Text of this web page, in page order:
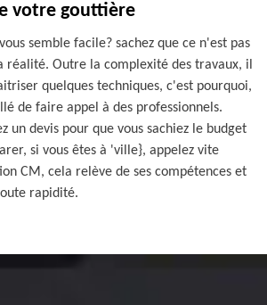
votre gouttière
semble facile? sachez que ce n'est pas
réalité. Outre la complexité des travaux, il
quelques techniques, c'est pourquoi,
de faire appel à des professionnels.
un devis pour que vous sachiez le budget
si vous êtes à 'ville}, appelez vite
CM, cela relève de ses compétences et
rapidité.